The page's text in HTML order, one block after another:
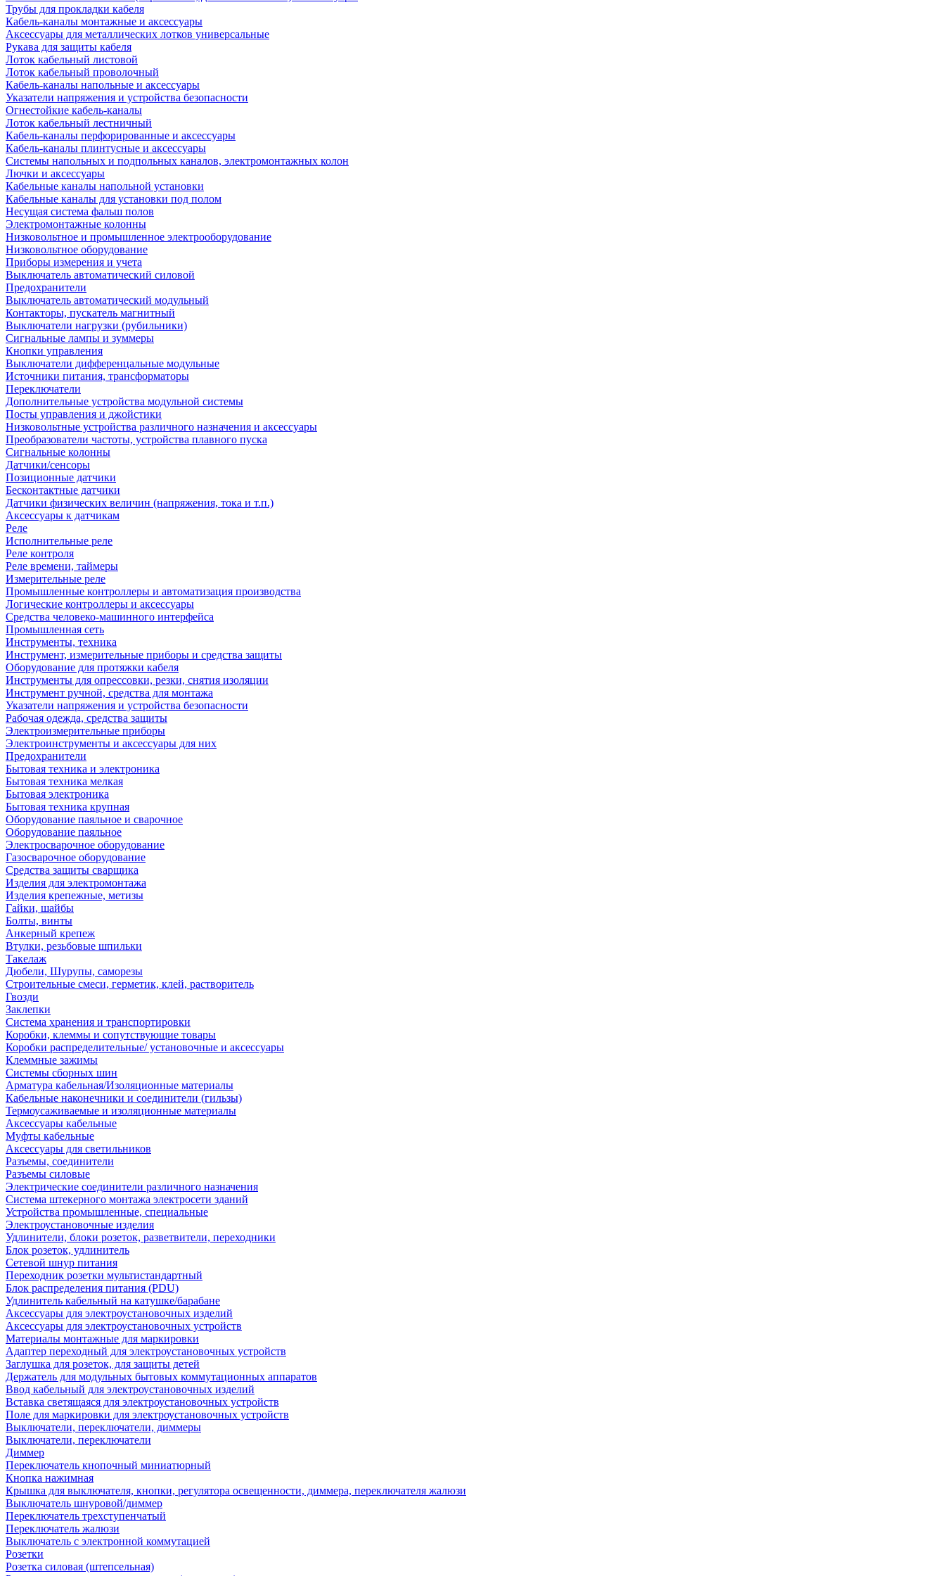
Трубы для прокладки кабеля
Кабель-каналы монтажные и аксессуары
Аксессуары для металлических лотков универсальные
Рукава для защиты кабеля
Лоток кабельный листовой
Лоток кабельный проволочный
Кабель-каналы напольные и аксессуары
Указатели напряжения и устройства безопасности
Огнестойкие кабель-каналы
Лоток кабельный лестничный
Кабель-каналы перфорированные и аксессуары
Кабель-каналы плинтусные и аксессуары
Системы напольных и подпольных каналов, электромонтажных колон
Лючки и аксессуары
Кабельные каналы напольной установки
Кабельные каналы для установки под полом
Несущая система фальш полов
Электромонтажные колонны
Низковольтное и промышленное электрооборудование
Низковольтное оборудование
Приборы измерения и учета
Выключатель автоматический силовой
Предохранители
Выключатель автоматический модульный
Контакторы, пускатель магнитный
Выключатели нагрузки (рубильники)
Сигнальные лампы и зуммеры
Кнопки управления
Выключатели дифференцальные модульные
Источники питания, трансформаторы
Переключатели
Дополнительные устройства модульной системы
Посты управления и джойстики
Низковольтные устройства различного назначения и аксессуары
Преобразователи частоты, устройства плавного пуска
Сигнальные колонны
Датчики/сенсоры
Позиционные датчики
Бесконтактные датчики
Датчики физических величин (напряжения, тока и т.п.)
Аксессуары к датчикам
Реле
Исполнительные реле
Реле контроля
Реле времени, таймеры
Измерительные реле
Промышленные контроллеры и автоматизация производства
Логические контроллеры и аксессуары
Средства человеко-машинного интерфейса
Промышленная сеть
Инструменты, техника
Инструмент, измерительные приборы и средства защиты
Оборудование для протяжки кабеля
Инструменты для опрессовки, резки, снятия изоляции
Инструмент ручной, средства для монтажа
Указатели напряжения и устройства безопасности
Рабочая одежда, средства защиты
Электроизмерительные приборы
Электроинструменты и аксессуары для них
Предохранители
Бытовая техника и электроника
Бытовая техника мелкая
Бытовая электроника
Бытовая техника крупная
Оборудование паяльное и сварочное
Оборудование паяльное
Электросварочное оборудование
Газосварочное оборудование
Средства защиты сварщика
Изделия для электромонтажа
Изделия крепежные, метизы
Гайки, шайбы
Болты, винты
Анкерный крепеж
Втулки, резьбовые шпильки
Такелаж
Дюбели, Шурупы, саморезы
Строительные смеси, герметик, клей, растворитель
Гвозди
Заклепки
Система хранения и транспортировки
Коробки, клеммы и сопутствующие товары
Коробки распределительные/ установочные и аксессуары
Клеммные зажимы
Системы сборных шин
Арматура кабельная/Изоляционные материалы
Кабельные наконечники и соединители (гильзы)
Термоусаживаемые и изоляционные материалы
Аксессуары кабельные
Муфты кабельные
Аксессуары для светильников
Разъемы, соединители
Разъемы силовые
Электрические соединители различного назначения
Система штекерного монтажа электросети зданий
Устройства промышленные, специальные
Электроустановочные изделия
Удлинители, блоки розеток, разветвители, переходники
Блок розеток, удлинитель
Сетевой шнур питания
Переходник розетки мультистандартный
Блок распределения питания (PDU)
Удлинитель кабельный на катушке/барабане
Аксессуары для электроустановочных изделий
Аксессуары для электроустановочных устройств
Материалы монтажные для маркировки
Адаптер переходный для электроустановочных устройств
Заглушка для розеток, для защиты детей
Держатель для модульных бытовых коммутационных аппаратов
Ввод кабельный для электроустановочных изделий
Вставка светящаяся для электроустановочных устройств
Поле для маркировки для электроустановочных устройств
Выключатели, переключатели, диммеры
Выключатели, переключатели
Диммер
Переключатель кнопочный миниатюрный
Кнопка нажимная
Крышка для выключателя, кнопки, регулятора освещенности, диммера, переключателя жалюзи
Выключатель шнуровой/диммер
Переключатель трехступенчатый
Переключатель жалюзи
Выключатель с электронной коммутацией
Розетки
Розетка силовая (штепсельная)